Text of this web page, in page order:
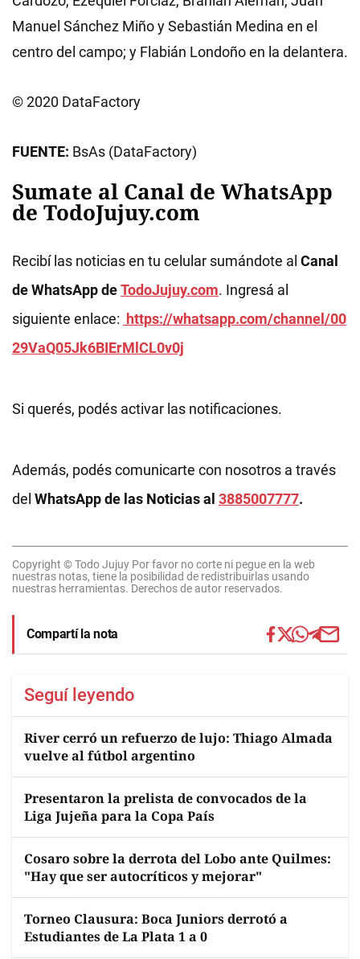
Manuel Sánchez Miño y Sebastián Medina en el
centro del campo; y Flabián Londoño en la delantera.
© 2020 DataFactory
FUENTE: BsAs (DataFactory)
Sumate al Canal de WhatsApp
de TodoJujuy.com
Recibí las noticias en tu celular sumándote al Canal
de WhatsApp deTodoJujuy.com. Ingresá al
siguiente enlace: https://whatsapp.com/channel/00
29VaQ05Jk6BIErMlCL0v0j
Si querés, podés activar las notificaciones.
Además, podés comunicarte con nosotros a través
del WhatsApp de las Noticias al 3885007777.
Copyright © Todo Jujuy Por favor no corte ni pegue en la web
nuestras notas, tiene la posibilidad de redistribuirlas usando
nuestras herramientas. Derechos de autor reservados.
Compartí la nota
Seguí leyendo
River cerró un refuerzo de lujo: Thiago Almada
vuelve al fútbol argentino
Presentaron la prelista de convocados de la
Liga Jujeña para la Copa País
Cosaro sobre la derrota del Lobo ante Quilmes:
"Hay que ser autocríticos y mejorar"
Torneo Clausura: Boca Juniors derrotó a
Estudiantes de La Plata 1 a 0